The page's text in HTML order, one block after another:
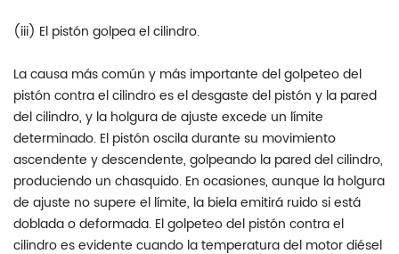
(iii) El pistón golpea el cilindro.
La causa más común y más importante del golpeteo del
pistón contra el cilindro es el desgaste del pistón y la pared
del cilindro, y la holgura de ajuste excede un límite
determinado. El pistón oscila durante su movimiento
ascendente y descendente, golpeando la pared del cilindro,
produciendo un chasquido. En ocasiones, aunque la holgura
de ajuste no supere el límite, la biela emitirá ruido si está
doblada o deformada. El golpeteo del pistón contra el
cilindro es evidente cuando la temperatura del motor diésel